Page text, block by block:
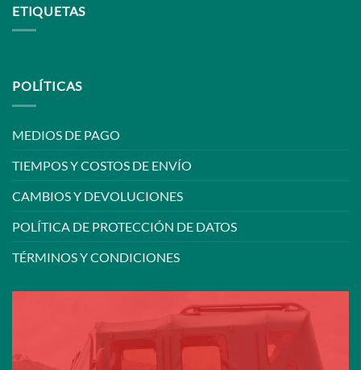
ETIQUETAS
POLÍTICAS
MEDIOS DE PAGO
TIEMPOS Y COSTOS DE ENVÍO
CAMBIOS Y DEVOLUCIONES
POLÍTICA DE PROTECCIÓN DE DATOS
TÉRMINOS Y CONDICIONES